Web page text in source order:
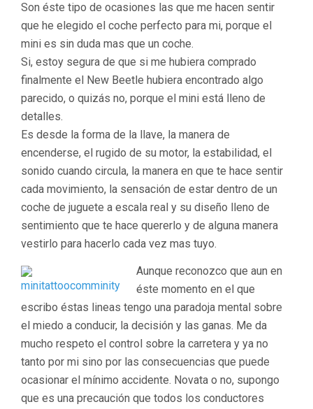
Son éste tipo de ocasiones las que me hacen sentir
que he elegido el coche perfecto para mi, porque el
mini es sin duda mas que un coche.
Si, estoy segura de que si me hubiera comprado
finalmente el New Beetle hubiera encontrado algo
parecido, o quizás no, porque el mini está lleno de
detalles.
Es desde la forma de la llave, la manera de
encenderse, el rugido de su motor, la estabilidad, el
sonido cuando circula, la manera en que te hace sentir
cada movimiento, la sensación de estar dentro de un
coche de juguete a escala real y su diseño lleno de
sentimiento que te hace quererlo y de alguna manera
vestirlo para hacerlo cada vez mas tuyo.
Aunque reconozco que aun en
éste momento en el que
escribo éstas lineas tengo una paradoja mental sobre
el miedo a conducir, la decisión y las ganas. Me da
mucho respeto el control sobre la carretera y ya no
tanto por mi sino por las consecuencias que puede
ocasionar el mínimo accidente. Novata o no, supongo
que es una precaución que todos los conductores